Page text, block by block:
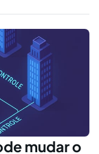
mudar o